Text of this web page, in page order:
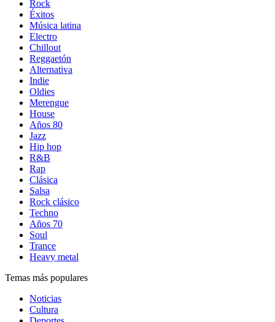
Rock
Éxitos
Música latina
Electro
Chillout
Reggaetón
Alternativa
Indie
Oldies
Merengue
House
Años 80
Jazz
Hip hop
R&B
Rap
Clásica
Salsa
Rock clásico
Techno
Años 70
Soul
Trance
Heavy metal
Temas más populares
Noticias
Cultura